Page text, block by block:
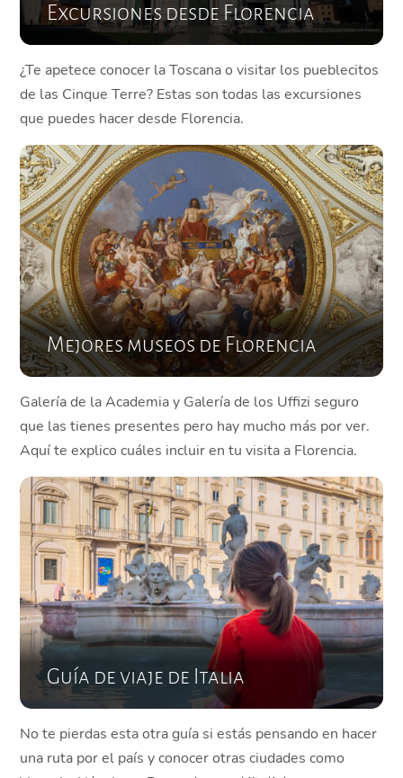
Excursiones desde Florencia
¿Te apetece conocer la Toscana o visitar los pueblecitos
de las Cinque Terre? Estas son todas las excursiones
que puedes hacer desde Florencia.
Mejores museos de Florencia
Galería de la Academia y Galería de los Uffizi seguro
que las tienes presentes pero hay mucho más por ver.
Aquí te explico cuáles incluir en tu visita a Florencia.
Guía de viaje de Italia
No te pierdas esta otra guía si estás pensando en hacer
una ruta por el país y conocer otras ciudades como